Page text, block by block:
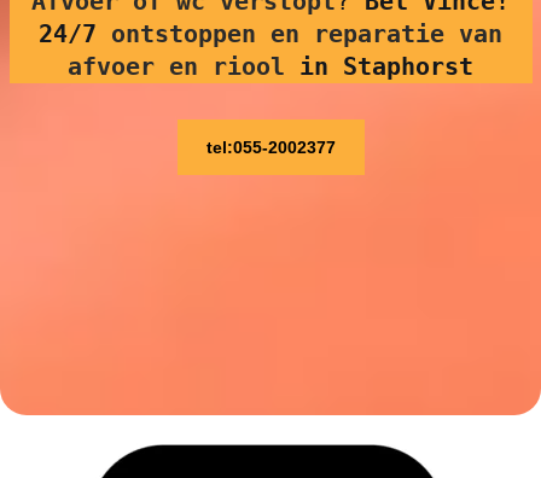
24/7 ontstoppen en reparatie van
afvoer en riool in Staphorst
tel:055-2002377